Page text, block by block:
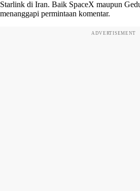
Starlink di Iran. Baik SpaceX maupun
menanggapi permintaan komentar.
ADVERTISEMENT